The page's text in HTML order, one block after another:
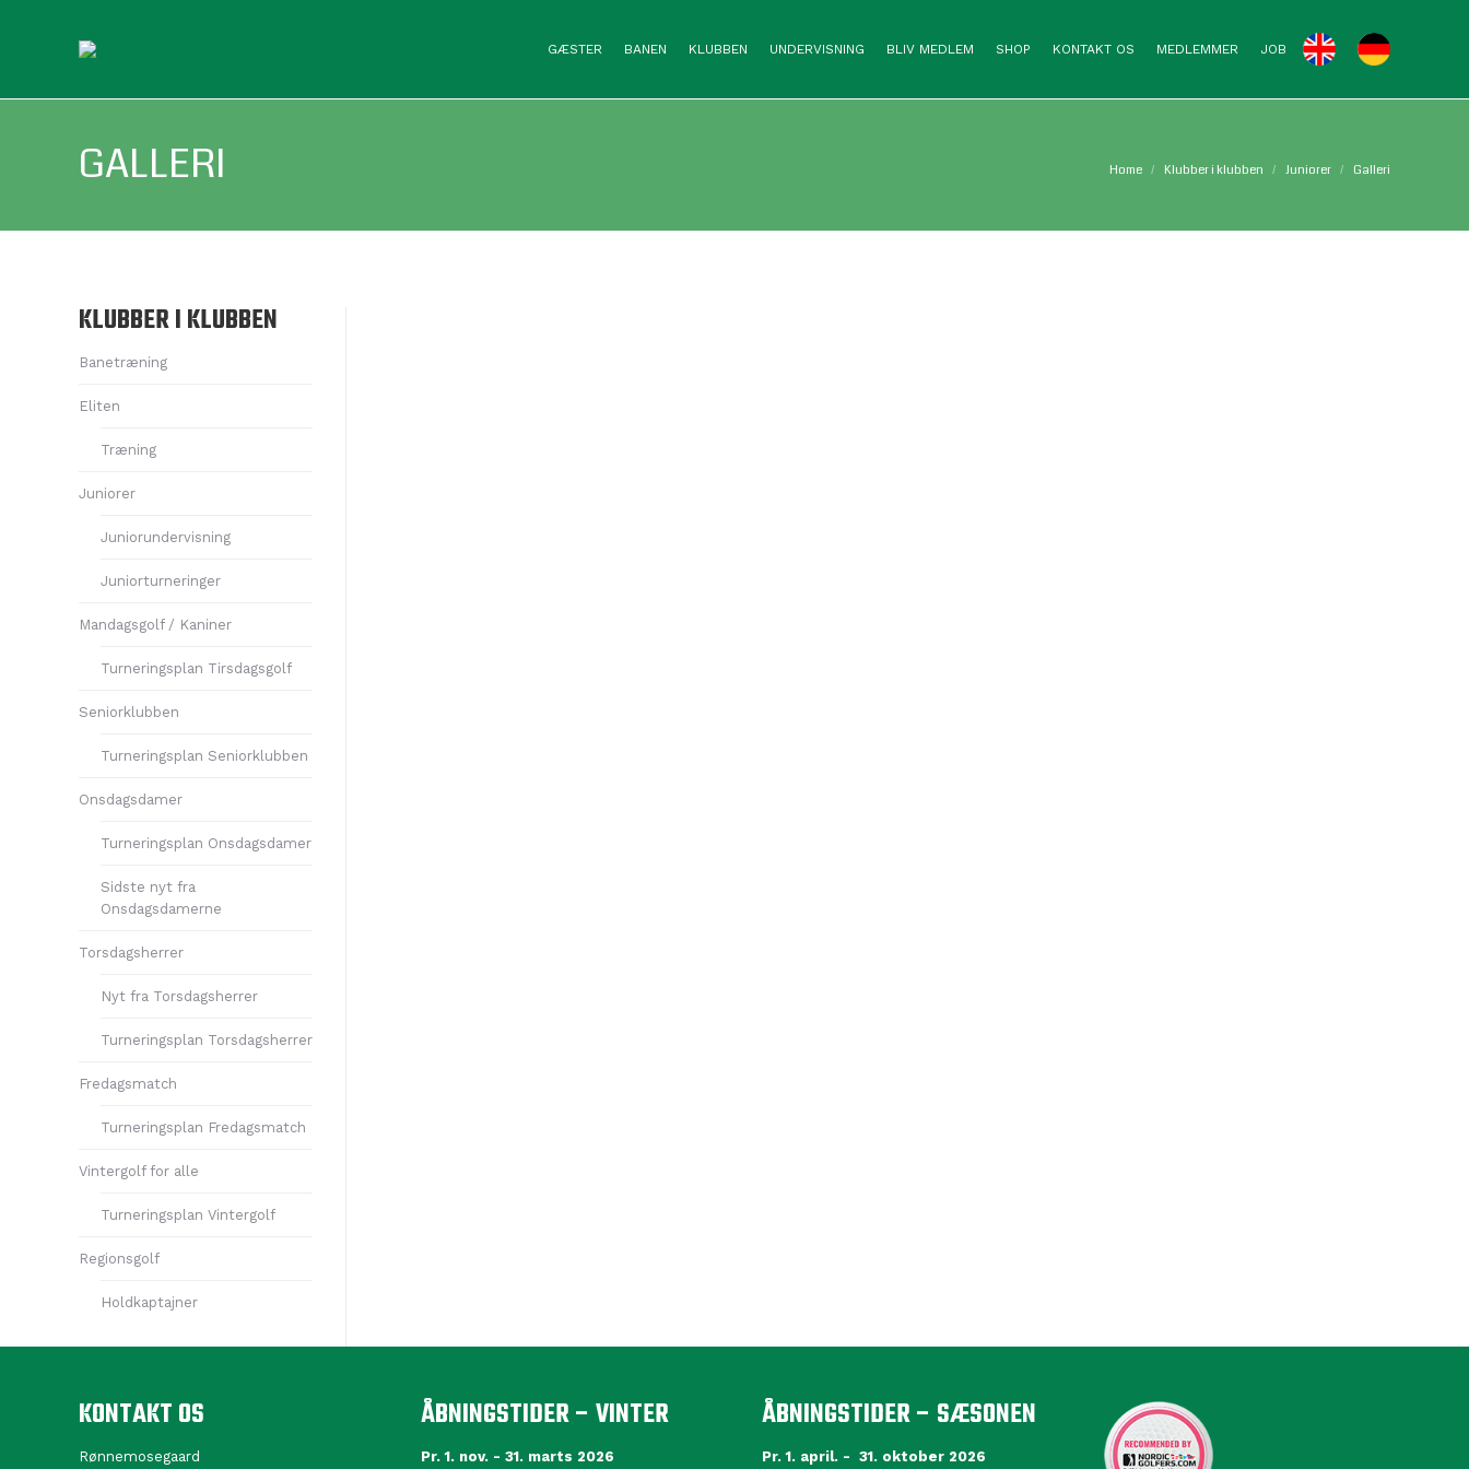
GÆSTER BANEN KLUBBEN UNDERVISNING BLIV MEDLEM SHOP KONTAKT OS MEDLEMMER JOB
GALLERI Home Klubber i klubben Juniorer Galleri
KLUBBER I KLUBBEN
Banetræning
Eliten
Træning
Juniorer
Juniorundervisning
Juniorturneringer
Mandagsgolf / Kaniner
Turneringsplan Tirsdagsgolf
Seniorklubben
Turneringsplan Seniorklubben
Onsdagsdamer
Turneringsplan Onsdagsdamer
Sidste nyt fra
Onsdagsdamerne
Torsdagsherrer
Nyt fra Torsdagsherrer
Turneringsplan Torsdagsherrer
Fredagsmatch
Turneringsplan Fredagsmatch
Vintergolf for alle
Turneringsplan Vintergolf
Regionsgolf
Holdkaptajner
KONTAKT OS
Rønnemosegaard
ÅBNINGSTIDER – VINTER
Pr. 1. nov. - 31. marts 2026
ÅBNINGSTIDER – SÆSONEN
Pr. 1. april. - 31. oktober 2026